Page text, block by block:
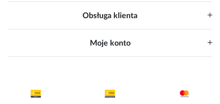
Obsługa klienta
Moje konto